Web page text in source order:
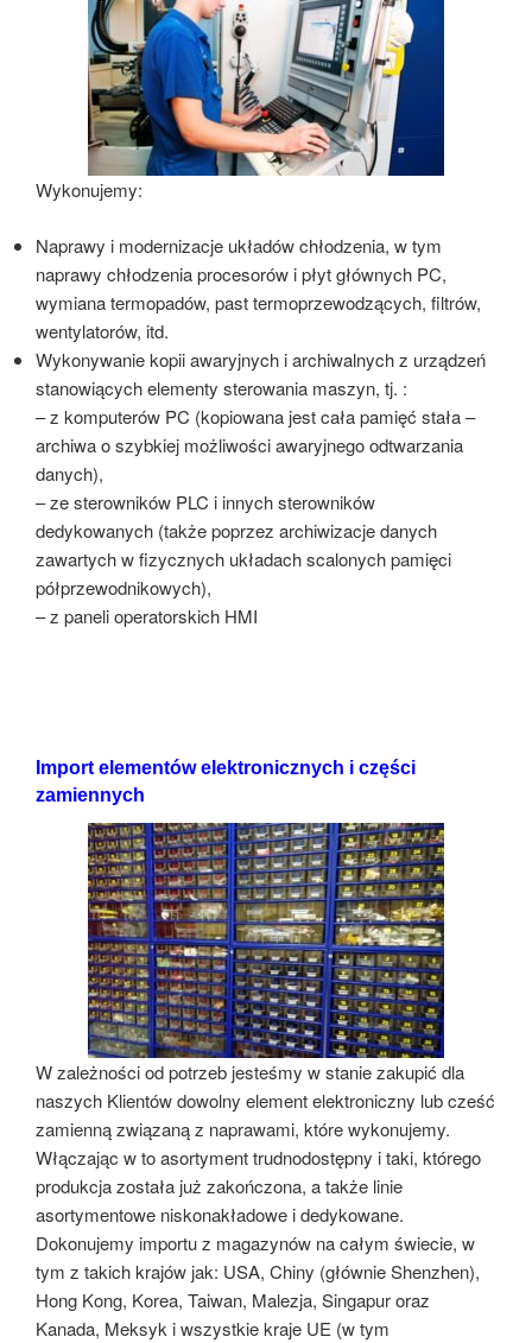
Wykonujemy:
Naprawy i modernizacje układów chłodzenia, w tym
naprawy chłodzenia procesorów i płyt głównych PC,
wymiana termopadów, past termoprzewodzących, filtrów,
wentylatorów, itd.
Wykonywanie kopii awaryjnych i archiwalnych z urządzeń
stanowiących elementy sterowania maszyn, tj. :
– z komputerów PC (kopiowana jest cała pamięć stała –
archiwa o szybkiej możliwości awaryjnego odtwarzania
danych),
– ze sterowników PLC i innych sterowników
dedykowanych (także poprzez archiwizacje danych
zawartych w fizycznych układach scalonych pamięci
półprzewodnikowych),
– z paneli operatorskich HMI
Import elementów elektronicznych i części
zamiennych
W zależności od potrzeb jesteśmy w stanie zakupić dla
naszych Klientów dowolny element elektroniczny lub cześć
zamienną związaną z naprawami, które wykonujemy.
Włączając w to asortyment trudnodostępny i taki, którego
produkcja została już zakończona, a także linie
asortymentowe niskonakładowe i dedykowane.
Dokonujemy importu z magazynów na całym świecie, w
tym z takich krajów jak: USA, Chiny (głównie Shenzhen),
Hong Kong, Korea, Taiwan, Malezja, Singapur oraz
Kanada, Meksyk i wszystkie kraje UE (w tym